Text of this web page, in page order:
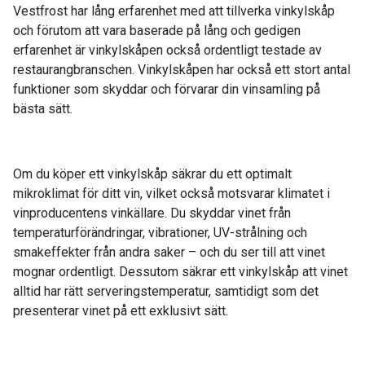
Vestfrost har lång erfarenhet med att tillverka vinkylskåp
och förutom att vara baserade på lång och gedigen
erfarenhet är vinkylskåpen också ordentligt testade av
restaurangbranschen. Vinkylskåpen har också ett stort antal
funktioner som skyddar och förvarar din vinsamling på
bästa sätt.
Om du köper ett vinkylskåp säkrar du ett optimalt
mikroklimat för ditt vin, vilket också motsvarar klimatet i
vinproducentens vinkällare. Du skyddar vinet från
temperaturförändringar, vibrationer, UV-strålning och
smakeffekter från andra saker – och du ser till att vinet
mognar ordentligt. Dessutom säkrar ett vinkylskåp att vinet
alltid har rätt serveringstemperatur, samtidigt som det
presenterar vinet på ett exklusivt sätt.